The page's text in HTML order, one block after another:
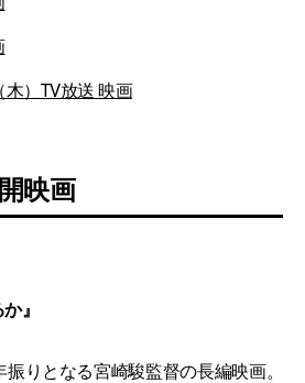
）TV放送 映画
映画
』
振りとなる宮崎駿監督の長編映画。